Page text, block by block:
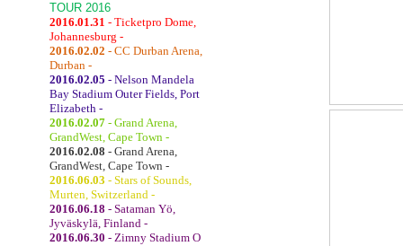
TOUR 2016
2016.01.31 - Ticketpro Dome,
Johannesburg -
2016.02.02 - CC Durban Arena,
Durban -
2016.02.05 - Nelson Mandela
Bay Stadium Outer Fields, Port
Elizabeth -
2016.02.07 - Grand Arena,
GrandWest, Cape Town -
2016.02.08 - Grand Arena,
GrandWest, Cape Town -
2016.06.03 - Stars of Sounds,
Murten, Switzerland -
2016.06.18 - Sataman Yö,
Jyväskylä, Finland -
2016.06.30 - Zimny Stadium O